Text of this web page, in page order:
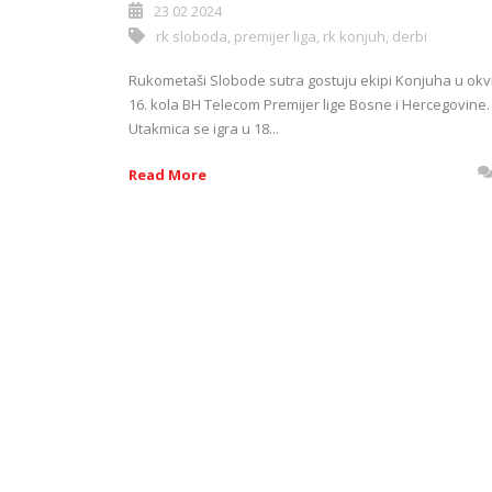
23 02 2024
rk sloboda premijer liga rk konjuh derbi
Rukometaši Slobode sutra gostuju ekipi Konjuha u
16. kola BH Telecom Premijer lige Bosne i Hercegovine.
Utakmica se igra u 18...
Read More